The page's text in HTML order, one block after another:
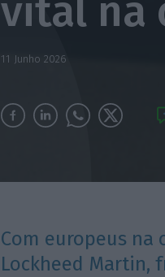
vital na
11 Junho 2026
Com europeus na
Lockheed Martin,